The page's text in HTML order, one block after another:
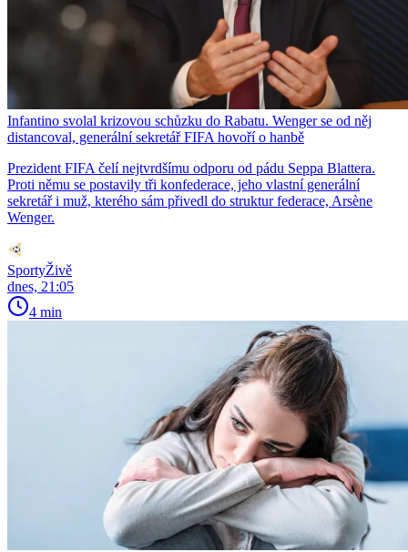
Infantino svolal krizovou schůzku do Rabatu. Wenger se od něj
distancoval, generální sekretář FIFA hovoří o hanbě
Prezident FIFA čelí nejtvrdšímu odporu od pádu Seppa Blattera.
Proti němu se postavily tři konfederace, jeho vlastní generální
sekretář i muž, kterého sám přivedl do struktur federace, Arsène
Wenger.
SportyŽivě
dnes, 21:05
4 min